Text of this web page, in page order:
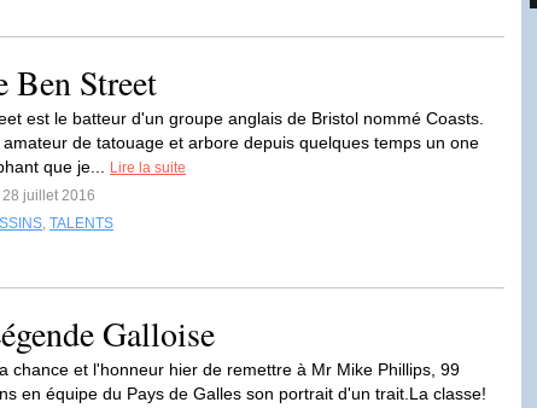
Ben Street
est le batteur d'un groupe anglais de Bristol nommé Coasts.
amateur de tatouage et arbore depuis quelques temps un one
que je...
Lire la suite
juillet 2016
, TALENTS
Galloise
chance et l'honneur hier de remettre à Mr Mike Phillips, 99
en équipe du Pays de Galles son portrait d'un trait.La classe!